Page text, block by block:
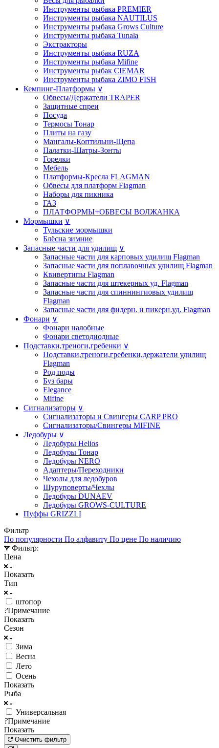
Инструменты рыбака PREMIER
Инструменты рыбака NAUTILUS
Инструменты рыбака Grows Culture
Инструменты рыбака Tunala
Экстракторы
Инструменты рыбака RUZA
Инструменты рыбака Mifine
Инструменты рыбак CIEMAR
Инструменты рыбака ZIMO FISH
Кемпинг-Платформы ∨
Обвесы/Держатели TRAPER
Защитные спреи
Посуда
Термосы Тонар
Плиты на газу
Мангалы-Коптильни-Щепа
Палатки-Шатры-Зонты
Горелки
Мебель
Платформы-Кресла FLAGMAN
Обвесы для платформ Flagman
Наборы для пикника
ГАЗ
ПЛАТФОРМЫ+ОБВЕСЫ ВОЛЖАНКА
Мормышки ∨
Тульские мормышки
Блёсна зимние
Запасные части для удилищ ∨
Запасные части для карповых удилищ Flagman
Запасные части для поплавочных удилищ Flagman
Квивертипы Flagman
Запасные части для штекерных уд. Flagman
Запасные части для спиннингиовых удилищ
Flagman
Запасные части для фидерн. и пикерн.уд. Flagman
Фонари ∨
Фонари налобные
Фонари светодиодные
Подставки,треноги,гребенки ∨
Подставки,треноги,гребенки,держатели удилищ
Flagman
Род поды
Буз бары
Elegance
Mifine
Сигнализаторы ∨
Сигнализаторы и Свингеры CARP PRO
Сигнализаторы/Свингеры MIFINE
Ледобуры ∨
Ледобуры Helios
Ледобуры Тонар
Ледобуры NERO
Адаптеры/Переходники
Чехолы для ледобуров
Шуруповерты/Чехлы
Ледобуры DUNAEV
Ледобуры GROWS-CULTURE
Пуффы GRIZZLI
Фильтр
По популярности По алфавиту По цене По наличию
Фильтр:
Цена
Показать
Тип
штопор
?Примечание
Показать
Сезон
Зима
Весна
Лето
Осень
Показать
Рыба
Универсальная
?Примечание
Показать
Очистить фильтр